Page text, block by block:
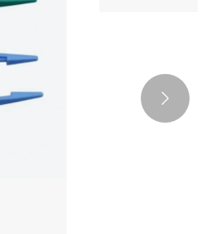
para cubiertos para
